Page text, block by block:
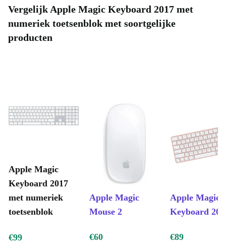
Vergelijk Apple Magic Keyboard 2017 met
numeriek toetsenblok met soortgelijke
producten
Apple Magic
Keyboard 2017
met numeriek
toetsenblok
Apple Magic
Mouse 2
Apple Magic
Keyboard
€99 €60 €89